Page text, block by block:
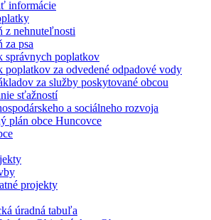
informácie
z nehnuteľnosti
za psa
správnych poplatkov
poplatkov za odvedené odpadové vody
za služby poskytované obcou
sťažností
a sociálneho rozvoja
plán obce Huncovce
projekty
úradná tabuľa